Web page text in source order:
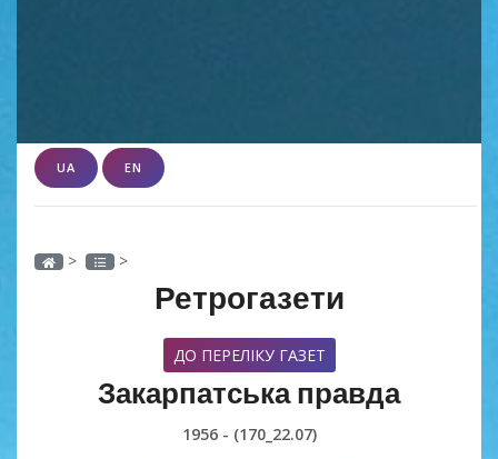
UA EN
> >
Ретрогазети
ДО ПЕРЕЛІКУ ГАЗЕТ
Закарпатська правда
1956 - (170_22.07)